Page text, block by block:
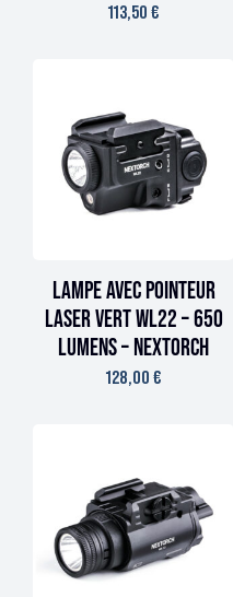
113,50 €
Lampe avec pointeur
laser vert WL22 – 650
lumens – Nextorch
128,00 €